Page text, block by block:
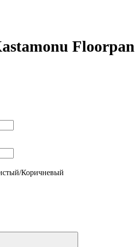
Floorpan
Коричневый